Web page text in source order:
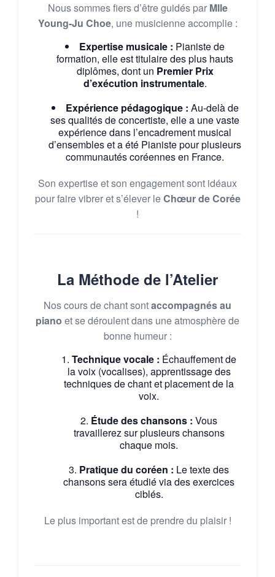
Nous sommes fiers d’être guidés par Mlle
Young-Ju Choe, une musicienne accomplie :
Expertise musicale : Pianiste de
formation, elle est titulaire des plus hauts
diplômes, dont un Premier Prix
d’exécution instrumentale.
Expérience pédagogique : Au-delà de
ses qualités de concertiste, elle a une vaste
expérience dans l’encadrement musical
d’ensembles et a été Pianiste pour plusieurs
communautés coréennes en France.
Son expertise et son engagement sont idéaux
pour faire vibrer et s’élever leChœur de Corée
!
La Méthode de l’Atelier
Nos cours de chant sontaccompagnés au
piano et se déroulent dans une atmosphère de
bonne humeur :
Technique vocale : Échauffement de
la voix (vocalises), apprentissage des
techniques de chant et placement de la
voix.
Étude des chansons : Vous
travaillerez sur plusieurs chansons
chaque mois.
Pratique du coréen : Le texte des
chansons sera étudié via des exercices
ciblés.
Le plus important est de prendre du plaisir !